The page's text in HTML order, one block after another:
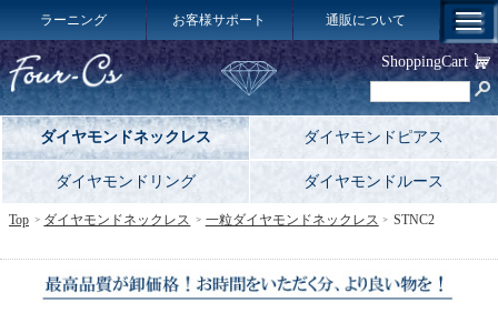
ラーニング お客様サポート 通販について
ダイヤモンドネックレス ダイヤモンドピアス
ダイヤモンドリング ダイヤモンドルース
Top ダイヤモンドネックレス 一粒ダイヤモンドネックレス STNC2
ShoppingCart